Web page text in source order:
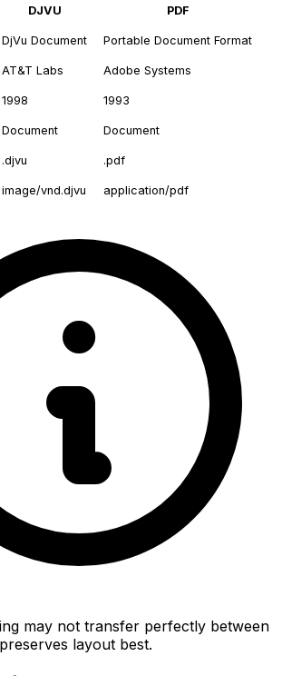
DJVU PDF
DjVu Document Portable Document Format
AT&T Labs Adobe Systems
1998 1993
Document Document
.djvu .pdf
image/vnd.djvu application/pdf
may not transfer perfectly between
layout best.